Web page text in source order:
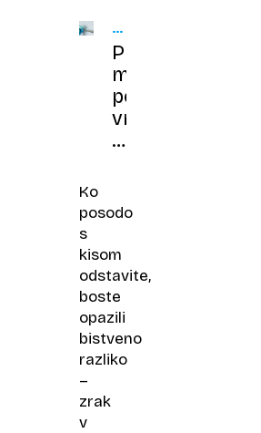
PAMETNI
NASVETI
Pred
marcem
poškropite
vrata
svojega
kisom,
to
obstaja
dober
razlog
Ko
posodo
s
kisom
odstavite,
boste
opazili
bistveno
razliko
–
zrak
v